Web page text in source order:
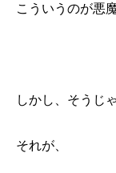
こういうのが悪
しかし、そうじ
それが、